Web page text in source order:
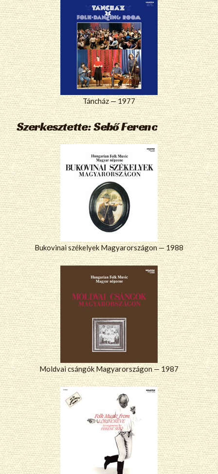
Táncház — 1977
Szerkesztette: Sebő Ferenc
Bukovinai székelyek Magyarországon — 1988
Moldvai csángók Magyarországon — 1987